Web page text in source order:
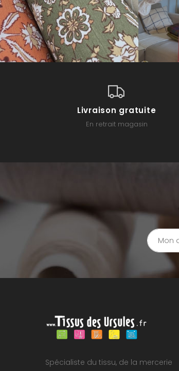
Livraison gratuite
En retrait magasin
Spécialiste du tissu, de la mercerie